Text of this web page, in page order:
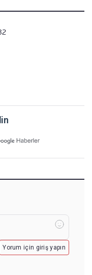
Yorum için giriş yapın